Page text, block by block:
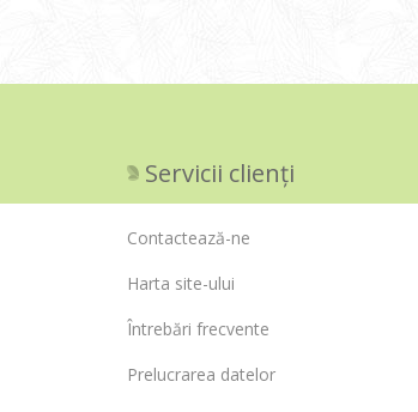
Servicii clienți
Contactează-ne
Harta site-ului
Întrebări frecvente
Prelucrarea datelor